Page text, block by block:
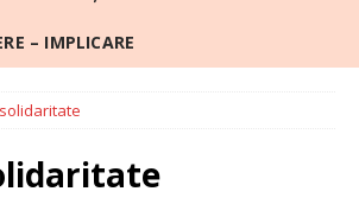
– IMPLICARE